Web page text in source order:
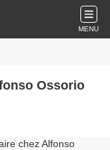
MENU
Ossorio